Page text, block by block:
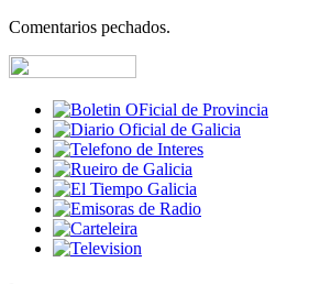
Comentarios pechados.